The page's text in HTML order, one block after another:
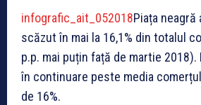
infografic_ait_052018Piața
scăzut în mai la 16,1% din totalul
p.p. mai puțin față de martie
în continuare peste media
de 16%.